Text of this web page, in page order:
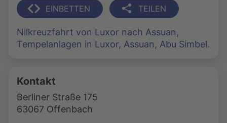
EINBETTEN TEILEN
Nilkreuzfahrt von Luxor nach Assuan,
Tempelanlagen in Luxor, Assuan, Abu Simbel.
Kontakt
Berliner Straße 175
63067 Offenbach